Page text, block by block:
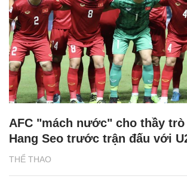
THỂ THAO
AFC "mách nước" cho thầy trò
Hang Seo trước trận đấu với